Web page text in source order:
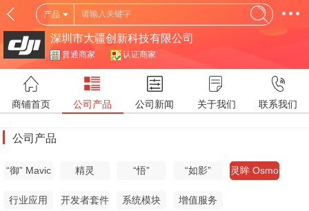
产品
深圳市大疆创新科技有限公司
普通商家 认证商家
商铺首页 公司产品 公司新闻 关于我们 联系我们
公司产品
“御” Mavic
精灵
系列
“悟”
列
“如影”
灵眸 Osmo
行业应用
开发者套件 系统模块 增值服务